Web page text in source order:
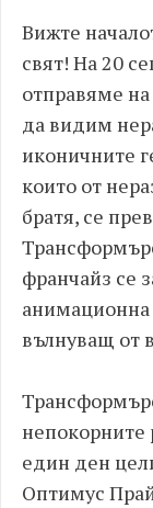
Вижте
свят! На 20
отправяме
да видим
иконичните
които от
братя, се
франчайз се
вълнуващ от
непокорните
един ден
Оптимус